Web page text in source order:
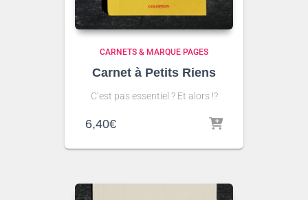
CARNETS & MARQUE PAGES
Carnet à Petits Riens
C’est pas essentiel ? Et alors !?
6,40€